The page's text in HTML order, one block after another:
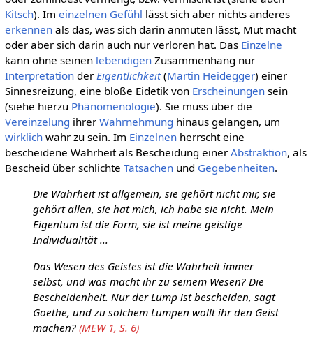
Kitsch). Im einzelnen Gefühl lässt sich aber nichts anderes
erkennenals das, was sich darin anmuten lässt, Mut macht
oder aber sich darin auch nur verloren hat. Das Einzelne
kann ohne seinen lebendigenZusammenhang nur
Interpretationder Eigentlichkeit(Martin Heidegger) einer
Sinnesreizung, eine bloße Eidetik von Erscheinungensein
(siehe hierzu Phänomenologie). Sie muss über die
Vereinzelung ihrer Wahrnehmung hinaus gelangen, um
wirklichwahr zu sein. Im Einzelnenherrscht eine
bescheidene Wahrheit als Bescheidung einer Abstraktion, als
Bescheid über schlichte Tatsachenund Gegebenheiten.
Die Wahrheit ist allgemein, sie gehört nicht mir, sie
gehört allen, sie hat mich, ich habe sie nicht. Mein
Eigentum ist die Form, sie ist meine geistige
Individualität ...
Das Wesen des Geistes ist die Wahrheit immer
selbst, und was macht ihr zu seinem Wesen? Die
Bescheidenheit. Nur der Lump ist bescheiden, sagt
Goethe, und zu solchem Lumpen wollt ihr den Geist
machen? (MEW 1, S. 6)